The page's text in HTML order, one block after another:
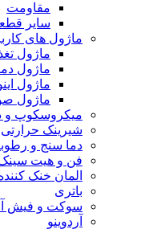
مقاومت
سایر
ماژول های
ماژول
ماژول
ماژول
ماژول
میکروسکوپ و
شیرینک حرارتی
دما سنج و
فن و هیت
المان خنک
باتری
سوکت و فیش
آردوینو